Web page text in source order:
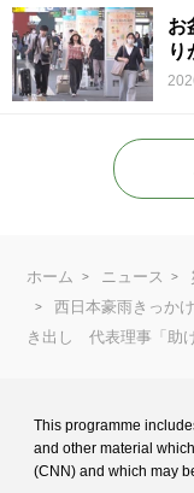
お
ホーム ニュース
西日本豪雨きっか
き出し 代表理事「助
This programme
and other material
(CNN) and which may